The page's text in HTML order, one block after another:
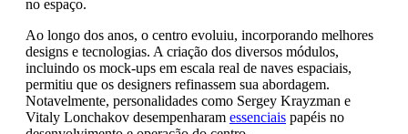
no espaço.
Ao longo dos anos, o centro evoluiu, incorporando melhores
designs e tecnologias. A criação dos diversos módulos,
incluindo os mock-ups em escala real de naves espaciais,
permitiu que os designers refinassem sua abordagem.
Notavelmente, personalidades como Sergey Krayzman e
Vitaly Lonchakov desempenharam essenciais papéis no